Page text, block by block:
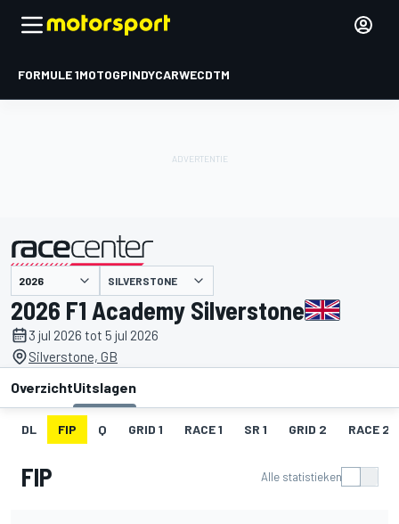
FORMULE 1MOTOGPINDYCARWECDTM
gepresenteerd door SILVERSTONE
2026 F1 Academy Silverstone
3 jul 2026 tot 5 jul 2026
Silverstone, GB
OverzichtUitslagen
DL FIP Q GRID 1 RACE 1 SR 1 GRID 2 RACE 2
FIP Alle statistieken